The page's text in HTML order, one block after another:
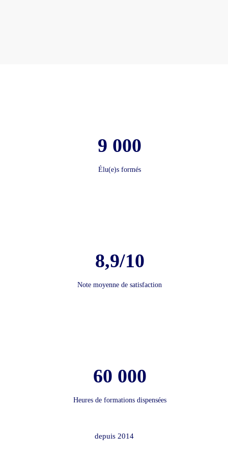
9 000
Élu(e)s formés
8,9/10
Note moyenne de satisfaction
60 000
Heures de formations dispensées
depuis 2014